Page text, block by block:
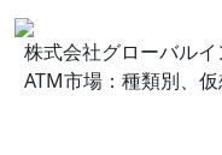
株式会社グローバル
ATM市場：種類別、